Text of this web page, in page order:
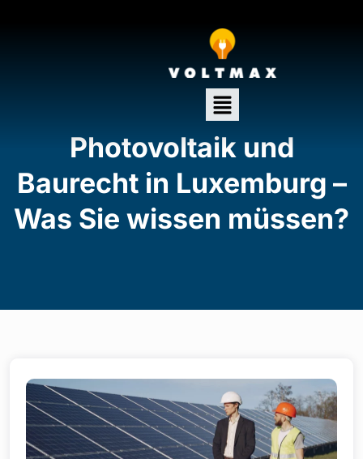
Photovoltaik und
Baurecht in Luxemburg –
Was Sie wissen müssen?